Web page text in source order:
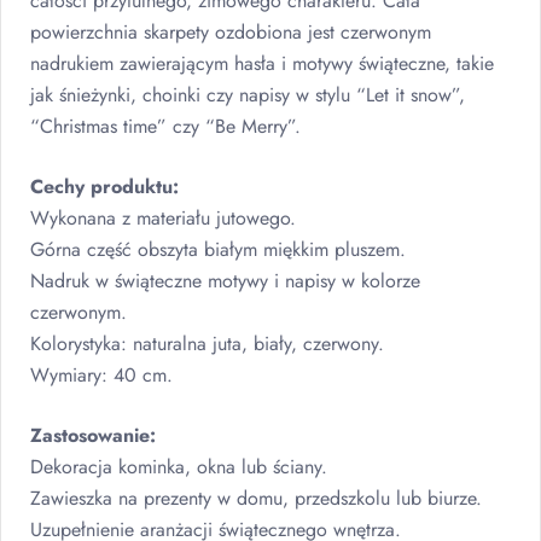
powierzchnia skarpety ozdobiona jest czerwonym
nadrukiem zawierającym hasła i motywy świąteczne, takie
jak śnieżynki, choinki czy napisy w stylu “Let it snow”,
“Christmas time” czy “Be Merry”.
Cechy produktu:
Wykonana z materiału jutowego.
Górna część obszyta białym miękkim pluszem.
Nadruk w świąteczne motywy i napisy w kolorze
czerwonym.
Kolorystyka: naturalna juta, biały, czerwony.
Wymiary: 40 cm.
Zastosowanie:
Dekoracja kominka, okna lub ściany.
Zawieszka na prezenty w domu, przedszkolu lub biurze.
Uzupełnienie aranżacji świątecznego wnętrza.